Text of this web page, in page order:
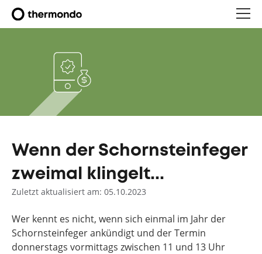
Wenn der Schornsteinfeger
zweimal klingelt...
Zuletzt aktualisiert am: 05.10.2023
Wer kennt es nicht, wenn sich einmal im Jahr der
Schornsteinfeger ankündigt und der Termin
donnerstags vormittags zwischen 11 und 13 Uhr